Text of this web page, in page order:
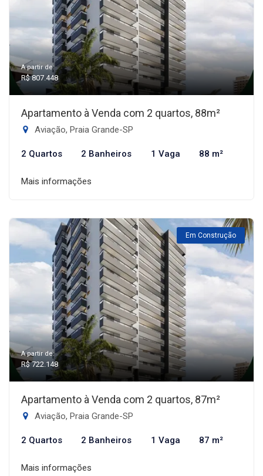
A partir de:
R$ 807.448
Apartamento à Venda com 2 quartos, 88m²
Aviação, Praia Grande-SP
2 Quartos 2 Banheiros 1 Vaga 88 m²
Mais informações
Em Construção
A partir de:
R$ 722.148
Apartamento à Venda com 2 quartos, 87m²
Aviação, Praia Grande-SP
2 Quartos 2 Banheiros 1 Vaga 87 m²
Mais informações